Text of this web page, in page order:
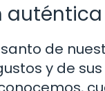
de
y de